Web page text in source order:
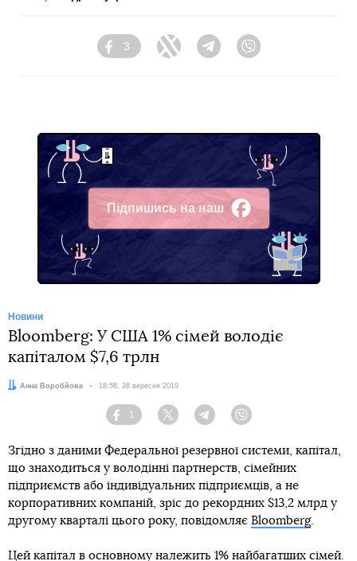
Facebook
3
Twitter TelegramViber
Підпишись на наш
Facebook
Новини
Bloomberg: У США 1% сімей володіє
капіталом $7,6 трлн
Автор:
Анна Воробйова Дата:
18:56, 28 вересня 2019
Facebook
1
Twitter TelegramViber
Згідно з даними Федеральної резервної системи, капітал,
що знаходиться у володінні партнерств, сімейних
підприємств або індивідуальних підприємців, а не
корпоративних компаній, зріс до рекордних $13,2 млрд у
другому кварталі цього року, повідомляє Bloomberg.
Цей капітал в основному належить 1% найбагатших сімей.